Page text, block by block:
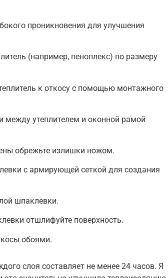
проникновения для улучшения
(например, пеноплекс) по размеру
к откосу с помощью монтажного
между утеплителем и оконной рамой
обрежьте излишки ножом.
с армирующей сеткой для создания
шпаклевки.
отшлифуйте поверхность.
обоями.
слоя составляет не менее 24 часов. Я